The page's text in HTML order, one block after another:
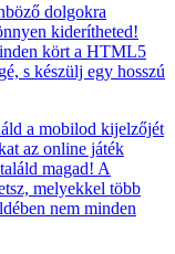
dolgokra
kiderítheted!
kört a HTML5
s készülj egy hosszú
a mobilod kijelzőjét
az online játék
magad! A
melyekkel több
nem minden